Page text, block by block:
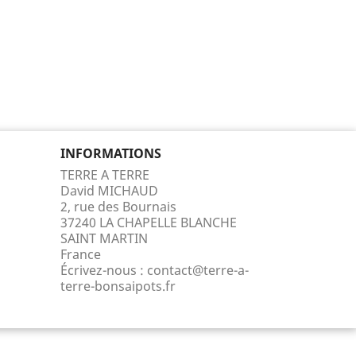
INFORMATIONS
TERRE A TERRE
David MICHAUD
2, rue des Bournais
37240 LA CHAPELLE BLANCHE
SAINT MARTIN
France
Écrivez-nous : contact@terre-a-
terre-bonsaipots.fr